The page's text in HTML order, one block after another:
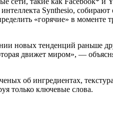
Synthesio, собирают
«горячие» в моменте
новых тенденций раньше
движет миром», —
об ингредиентах,
только ключевые слова.